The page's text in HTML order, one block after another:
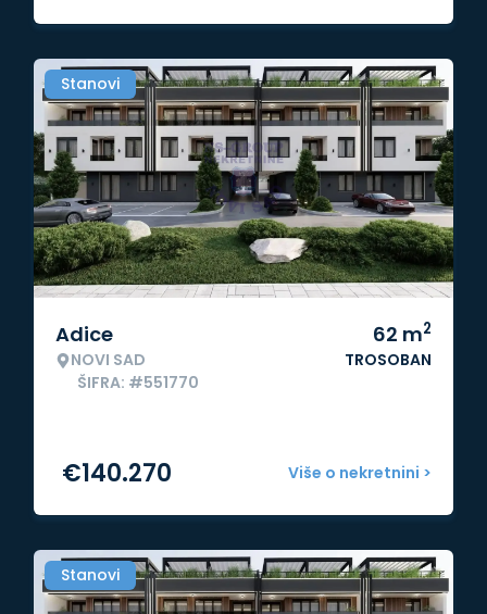
Stanovi
Adice
NOVI SAD
ŠIFRA: #551770
62 m2
TROSOBAN
Više o nekretnini >
€140.270
Stanovi